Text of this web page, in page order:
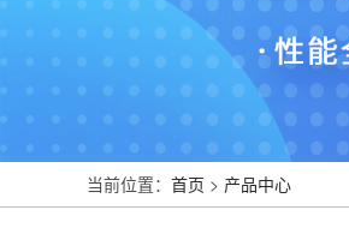
当前位置： 首页 > 产品中心